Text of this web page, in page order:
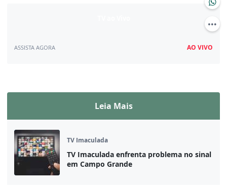
ASSISTA AGORA AO VIVO
Leia Mais
TV Imaculada
TV Imaculada enfrenta problema no sinal
em Campo Grande